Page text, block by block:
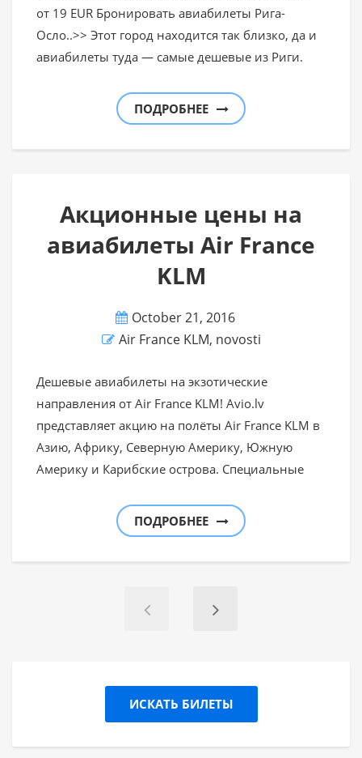
от 19 EUR Бронировать авиабилеты Рига-
Осло..>> Этот город находится так близко, да и
авиабилеты туда — самые дешевые из Риги.
ПОДРОБНЕЕ
Акционные цены на
авиабилеты Air France
KLM
October 21, 2016
Air France KLM, novosti
Дешевые авиабилеты на экзотические
направления от Air France KLM! Avio.lv
представляет акцию на полёты Air France KLM в
Азию, Африку, Северную Америку, Южную
Америку и Карибские острова. Специальные
ПОДРОБНЕЕ
ИСКАТЬ БИЛЕТЫ